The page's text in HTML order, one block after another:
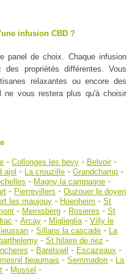
infusion CBD ?
panel de choix. Chaque infusion
propriétés différentes. Vous
relaxantes ou encore des
ne vous restera plus qu'à choisir
-Collonges les bevy - Belvoir-
ajol - La crouzille -Grandchamp -
- Magny la campagne -
- Pierrevillers - Ouzouer le doyen
les maujouy - Hoenheim -St
- Meinisberg- Rosieres - St
- Arcay- Miglieglia- Villy le
-Sillans la cascade - La
- St hilaire de riez -
- Baretswil - Escazeaux -
beaumais -Semmadon - La
- Mossel -